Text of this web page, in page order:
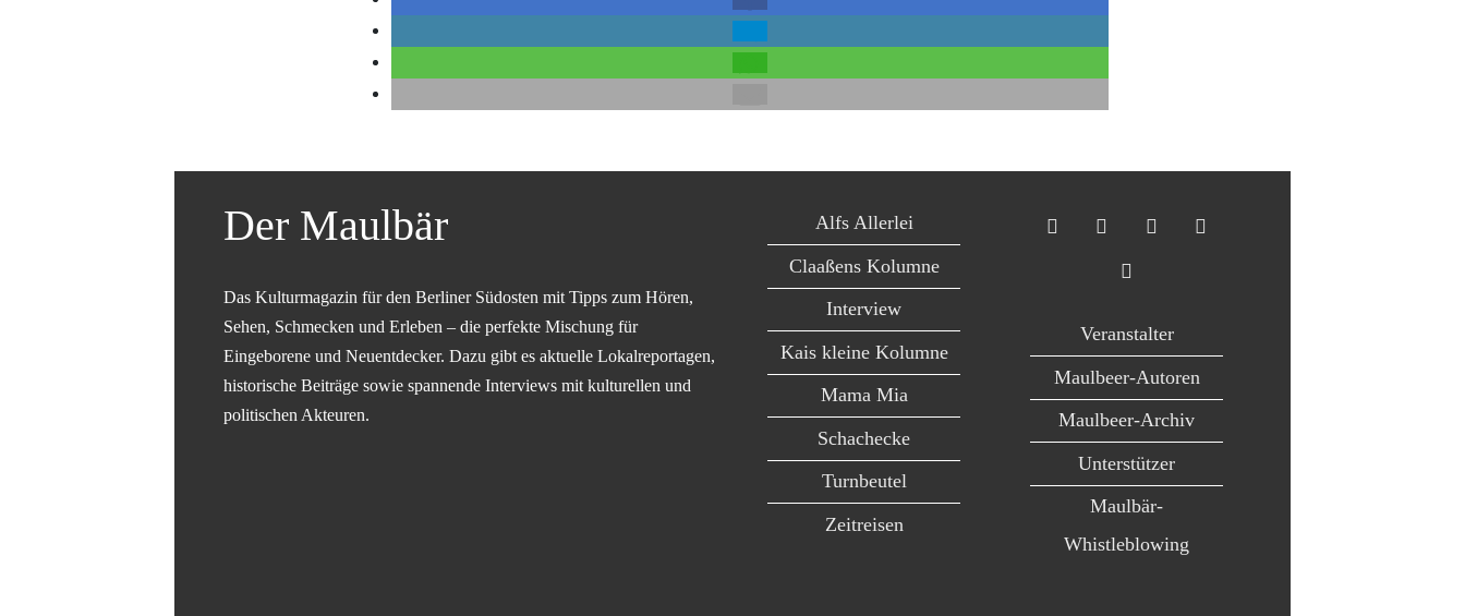
Der Maulbär
Das Kulturmagazin für den Berliner Südosten mit Tipps zum Hören,
Sehen, Schmecken und Erleben – die perfekte Mischung für
Eingeborene und Neuentdecker. Dazu gibt es aktuelle Lokalreportagen,
historische Beiträge sowie spannende Interviews mit kulturellen und
politischen Akteuren.
Alfs Allerlei
Claaßens Kolumne
Interview
Kais kleine Kolumne
Mama Mia
Schachecke
Turnbeutel
Zeitreisen
Veranstalter
Maulbeer-Autoren
Maulbeer-Archiv
Unterstützer
Maulbär-
Whistleblowing